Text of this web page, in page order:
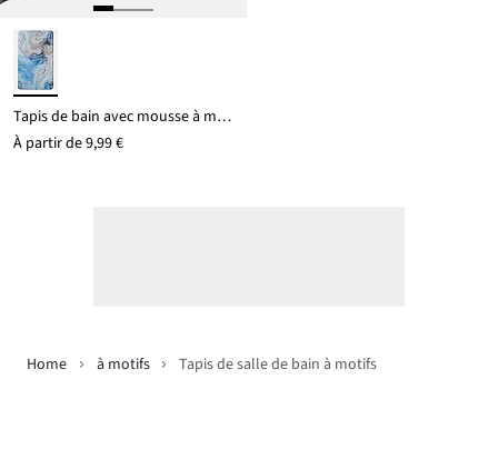
Tapis de bain avec mousse à mémoire de forme
À partir de9,99 €
Home à motifs Tapis de salle de bain à motifs